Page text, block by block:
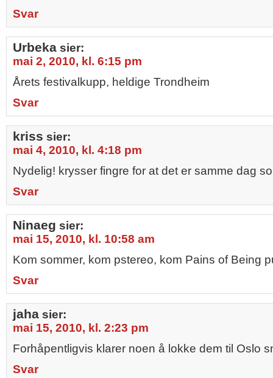
Svar
Urbeka sier:
mai 2, 2010, kl. 6:15 pm
Årets festivalkupp, heldige Trondheim
Svar
kriss sier:
mai 4, 2010, kl. 4:18 pm
Nydelig! krysser fingre for at det er samme dag
Svar
Ninaeg sier:
mai 15, 2010, kl. 10:58 am
Kom sommer, kom pstereo, kom Pains of Being
Svar
jaha sier:
mai 15, 2010, kl. 2:23 pm
Forhåpentligvis klarer noen å lokke dem til Oslo
Svar